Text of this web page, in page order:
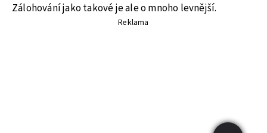
Zálohování jako takové je ale o mnoho levnější.
Reklama